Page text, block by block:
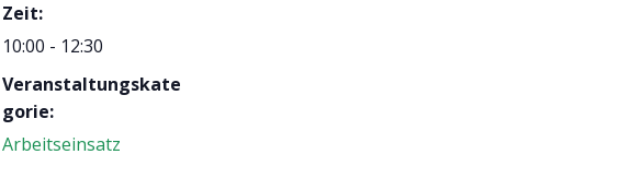
Zeit:
10:00 - 12:30
Veranstaltungskate
gorie:
Arbeitseinsatz